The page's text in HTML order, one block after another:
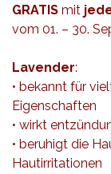
GRATIS mit
vom 01. – 30.
Lavender:
• bekannt für
Eigenschaften
• wirkt
• beruhigt die
Hautirritationen